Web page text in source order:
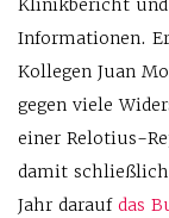
Klinikbericht
Informationen.
Kollegen Juan
gegen viele
einer Relotius-
damit
Jahr darauf das